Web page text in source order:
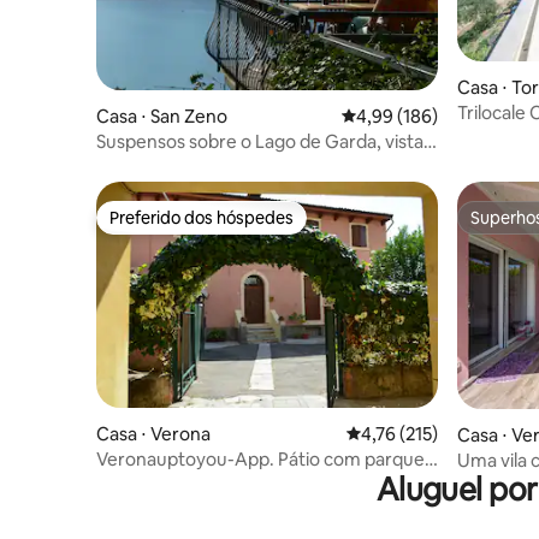
Casa ⋅ San Zeno 4,99 de uma avaliação
4,99 (186)
Suspensos sobre o Lago de Garda, vistas
Casa ⋅
Trilocale
Preferido dos hóspedes
Preferido dos hóspedes
Casa ⋅ Verona 4,76 de uma avaliação
4,76 (215)
Veronauptoyou-App. Pátio com parque
Casa ⋅
Uma vila
você!
Aluguel